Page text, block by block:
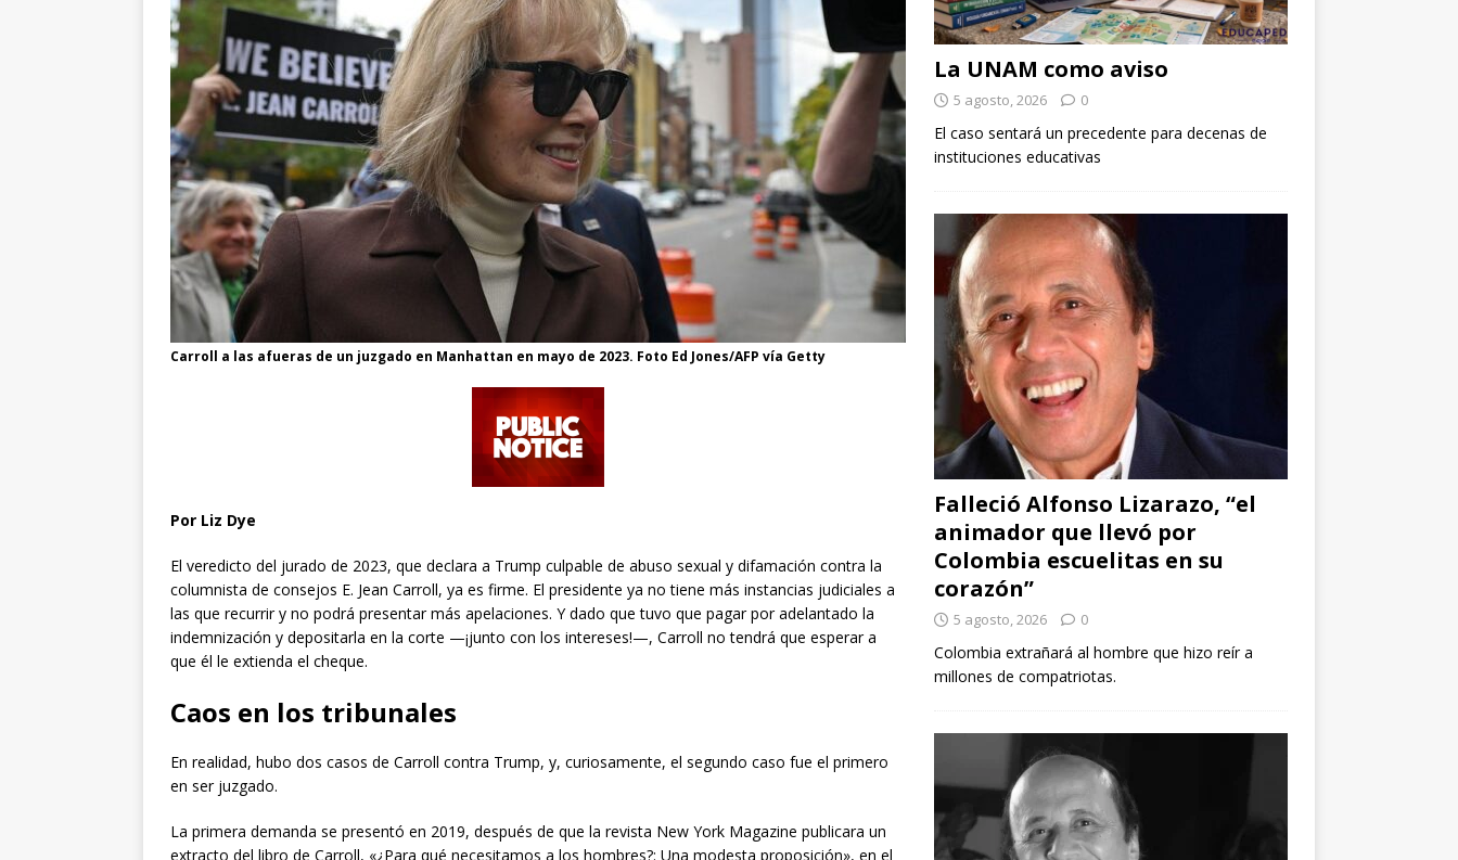
Carroll a las afueras de un juzgado en Manhattan en mayo de 2023. Foto Ed Jones/AFP vía Getty
Por Liz Dye
El veredicto del jurado de 2023, que declara a Trump culpable de abuso sexual y difamación contra la
columnista de consejos E. Jean Carroll, ya es firme. El presidente ya no tiene más instancias judiciales a
las que recurrir y no podrá presentar más apelaciones. Y dado que tuvo que pagar por adelantado la
indemnización y depositarla en la corte —¡junto con los intereses!—, Carroll no tendrá que esperar a
que él le extienda el cheque.
Caos en los tribunales
En realidad, hubo dos casos de Carroll contra Trump, y, curiosamente, el segundo caso fue el primero
en ser juzgado.
La primera demanda se presentó en 2019, después de que la revista New York Magazine publicara un
extracto del libro de Carroll, «¿Para qué necesitamos a los hombres?: Una modesta proposición», en el
La UNAM como aviso
5 agosto, 2026 0
El caso sentará un precedente para decenas de
instituciones educativas
Falleció Alfonso Lizarazo, “el
animador que llevó por
Colombia escuelitas en su
corazón”
5 agosto, 2026 0
Colombia extrañará al hombre que hizo reír a
millones de compatriotas.